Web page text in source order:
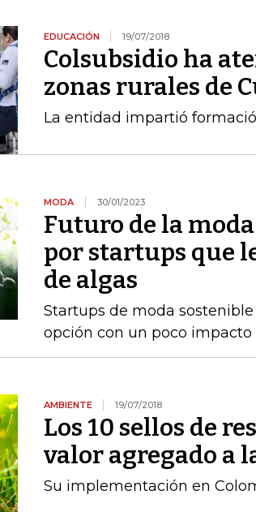
EDUCACIÓN 19/07/2018
Colsubsidio ha
zonas rurales de
La entidad impartió
MODA 30/01/2023
Futuro de la
por startups que
de algas
Startups de moda
opción con un poco
AMBIENTE 19/07/2018
Los 10 sellos de
valor agregado a
Su implementación en